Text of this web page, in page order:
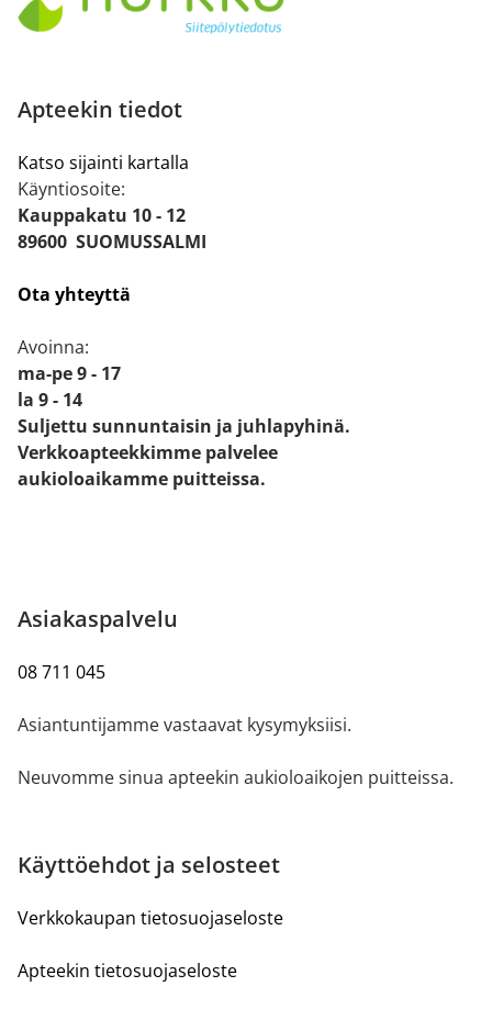
Apteekin tiedot
Katso sijainti kartalla
Käyntiosoite:
Kauppakatu 10 - 12
89600 SUOMUSSALMI
Ota yhteyttä
Avoinna:
ma-pe 9 - 17
la 9 - 14
Suljettu sunnuntaisin ja juhlapyhinä.
Verkkoapteekkimme palvelee
aukioloaikamme puitteissa.
Asiakaspalvelu
08 711 045
Asiantuntijamme vastaavat kysymyksiisi.
Neuvomme sinua apteekin aukioloaikojen puitteissa.
Käyttöehdot ja selosteet
Verkkokaupan tietosuojaseloste
Apteekin tietosuojaseloste